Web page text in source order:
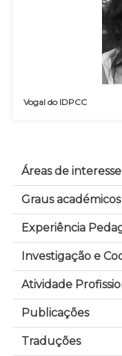
Vogal do IDPCC
Áreas de interesse
Graus académicos
Experiência
Investigação e
Atividade
Publicações
Traduções